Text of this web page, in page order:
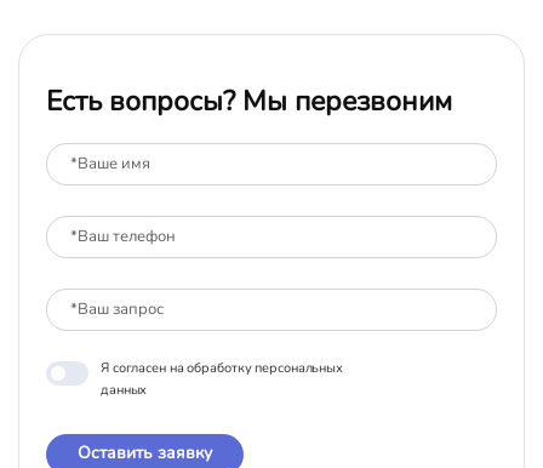
Есть вопросы? Мы перезвоним
Я согласен на обработку персональных
данных
Оставить заявку